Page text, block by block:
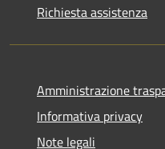
Richiesta assistenza
Amministrazione
Informativa privacy
Note legali